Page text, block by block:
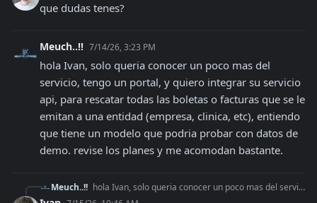
que dudas tenes?
Meuch..!! 7/14/26, 3:23 PM
hola Ivan, solo queria conocer un poco mas del
servicio, tengo un portal, y quiero integrar su servicio
api, para rescatar todas las boletas o facturas que se le
emitan a una entidad (empresa, clinica, etc), entiendo
que tiene un modelo que podria probar con datos de
demo. revise los planes y me acomodan bastante.
Meuch..!! hola Ivan, solo queria conocer un poco mas del servicio, tengo un portal, y quiero integrar su servicio api, para rescatar todas las boletas o facturas que se l